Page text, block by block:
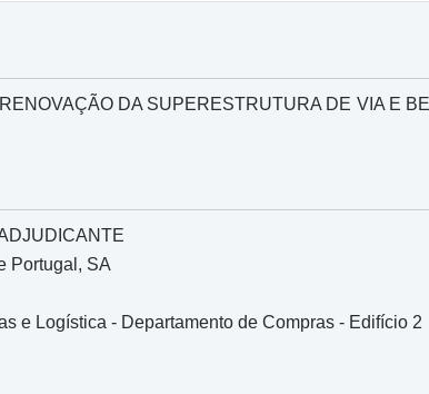
DA SUPERESTRUTURA DE VIA E
Portugal, SA
e Logística - Departamento de Compras - Edifício 2